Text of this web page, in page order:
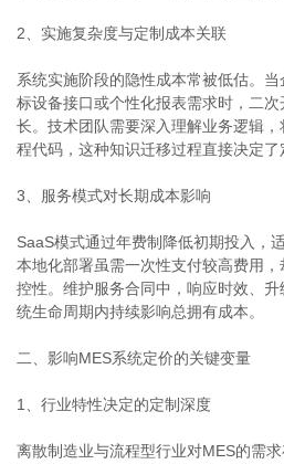
2、实施复杂度与定制成本关联
系统实施阶段的隐性成本常被低估。
标设备接口或个性化报表需求时，二
长。技术团队需要深入理解业务逻辑
程代码，这种知识迁移过程直接决定了
3、服务模式对长期成本影响
SaaS模式通过年费制降低初期投入，
本地化部署虽需一次性支付较高费用
控性。维护服务合同中，响应时效、
统生命周期内持续影响总拥有成本。
二、影响MES系统定价的关键变量
1、行业特性决定的定制深度
离散制造业与流程型行业对MES的需